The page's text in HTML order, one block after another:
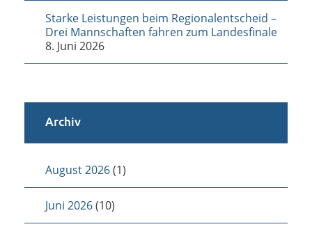
Starke Leistungen beim Regionalentscheid –
Drei Mannschaften fahren zum Landesfinale
8. Juni 2026
Archiv
August 2026(1)
Juni 2026(10)